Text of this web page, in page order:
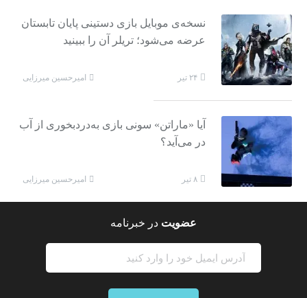
نسخه‌ی موبایل بازی دستینی پایان تابستان
عرضه می‌شود؛ تریلر آن را ببینید
۲۴ تیر امیرحسین میرزایی
آیا «ماراتن» سونی بازی به‌دردبخوری از آب
در می‌آید؟
۸ تیر امیرحسین میرزایی
عضویت در خبرنامه